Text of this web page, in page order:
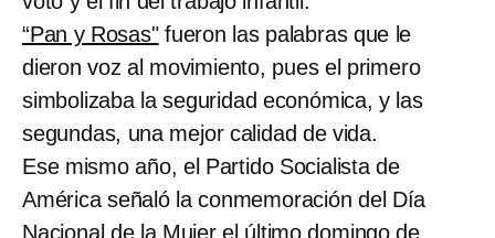
“Pan y Rosas"fueron las palabras que le
dieron voz al movimiento, pues el primero
simbolizaba la seguridad económica, y las
segundas, una mejor calidad de vida.
Ese mismo año, el Partido Socialista de
América señaló la conmemoración del Día
Nacional de la Mujer el último domingo de